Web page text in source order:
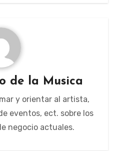
de la Musica
y orientar al artista,
eventos, ect. sobre los
negocio actuales.